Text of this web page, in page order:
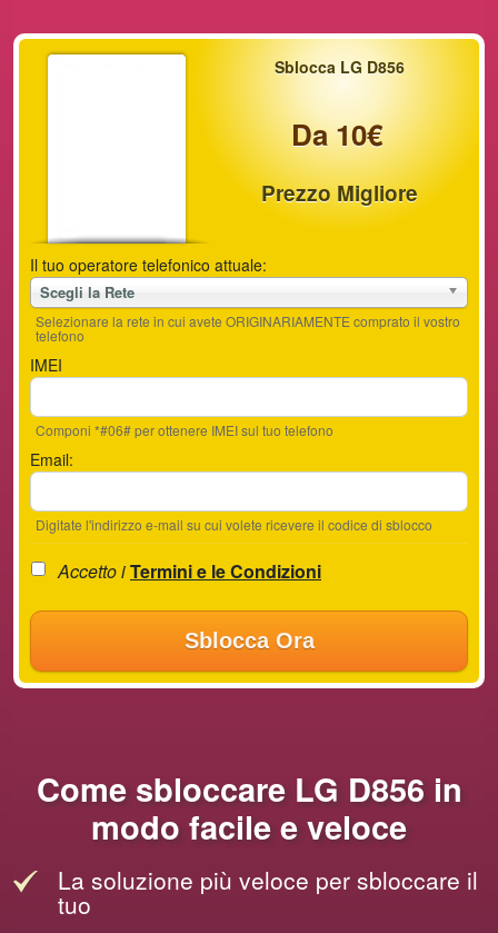
Sblocca LG D856
Da 10€
Prezzo Migliore
Il tuo operatore telefonico attuale:
Scegli la Rete
Selezionare la rete in cui avete ORIGINARIAMENTE comprato il vostro
telefono
IMEI
Componi *#06# per ottenere IMEI sul tuo telefono
Email:
Digitate l'indirizzo e-mail su cui volete ricevere il codice di sblocco
Accetto iTermini e le Condizioni
Sblocca Ora
Come sbloccare LG D856 in
modo facile e veloce
La soluzione più veloce per sbloccare il
tuo